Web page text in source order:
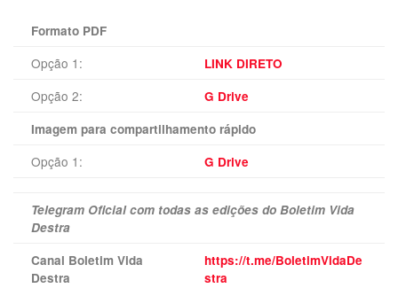
Formato PDF
Opção 1: LINK DIRETO
Opção 2:
G Drive
Imagem para compartilhamento rápido
Opção 1: G Drive
Telegram Oficial com todas as edições do Boletim Vida
Destra
Canal Boletim Vida
Destra
https://t.me/BoletimVidaDe
stra